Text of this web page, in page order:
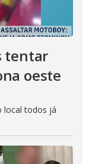
tentar
oeste
local todos já